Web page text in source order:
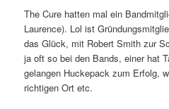
The Cure hatten mal ein
Laurence). Lol ist
das Glück, mit Robert Smith zur
ja oft so bei den Bands, einer hat
gelangen Huckepack zum Erfolg,
richtigen Ort etc.